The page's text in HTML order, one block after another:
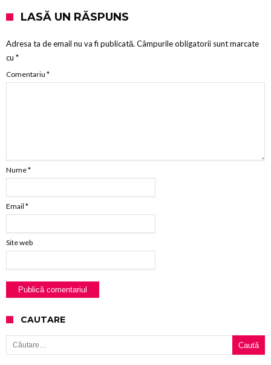
LASĂ UN RĂSPUNS
Adresa ta de email nu va fi publicată. Câmpurile obligatorii sunt marcate
cu *
Comentariu *
Nume*
Email *
Site web
CAUTARE
Caută după: